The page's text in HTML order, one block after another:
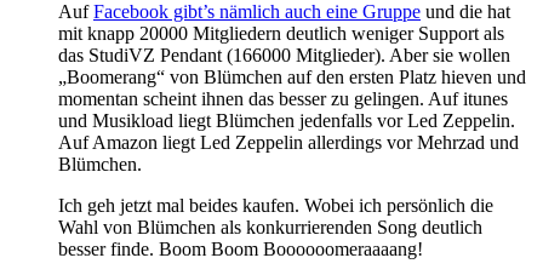
AufFacebook gibt’s nämlich auch eine Gruppe und die hat
mit knapp 20000 Mitgliedern deutlich weniger Support als
das StudiVZ Pendant (166000 Mitglieder). Aber sie wollen
„Boomerang“ von Blümchen auf den ersten Platz hieven und
momentan scheint ihnen das besser zu gelingen. Auf itunes
und Musikload liegt Blümchen jedenfalls vor Led Zeppelin.
Auf Amazon liegt Led Zeppelin allerdings vor Mehrzad und
Blümchen.
Ich geh jetzt mal beides kaufen. Wobei ich persönlich die
Wahl von Blümchen als konkurrierenden Song deutlich
besser finde. Boom Boom Boooooomeraaaang!